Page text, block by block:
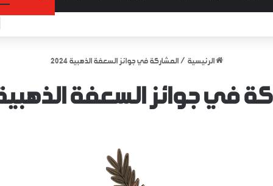
الرئيسية / المشاركة في جوائز السعفة الذهبية 2024
في جوائز السعفة الذهبية